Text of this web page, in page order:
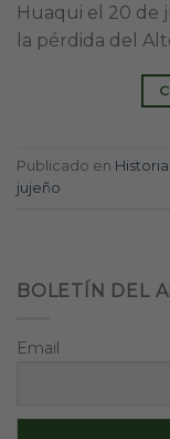
Huaqui el 20 de
la pérdida del
Publicado en Historia
jujeño
BOLETÍN DEL
Email